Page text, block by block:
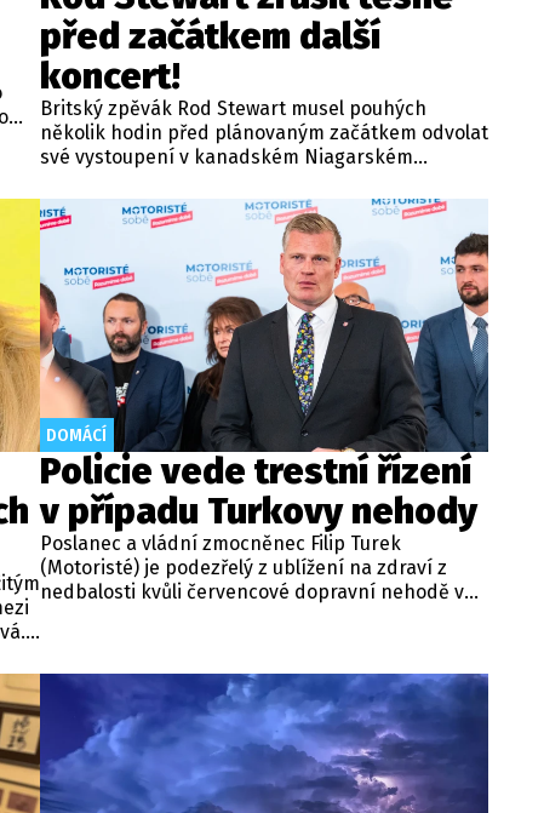
před začátkem další
koncert!
Britský zpěvák Rod Stewart musel pouhých
několik hodin před plánovaným začátkem odvolat
své vystoupení v kanadském Niagarském
místo v kasinu Fallsview Casino Resort nemohl
dopravit kvůli technické závadě na podvozku
letadla, která znemožnila let.
DOMÁCÍ
Policie vede trestní řízení
v případu Turkovy nehody
Poslanec a vládní zmocněnec Filip Turek
(Motoristé) je podezřelý z ublížení na zdraví z
nedbalosti kvůli červencové dopravní nehodě v